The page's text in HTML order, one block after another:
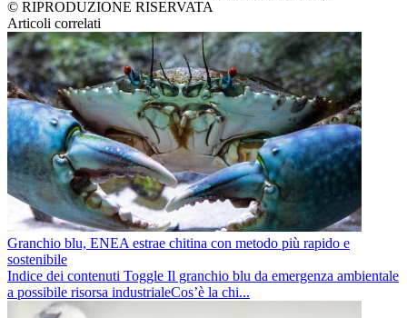
© RIPRODUZIONE RISERVATA
Articoli correlati
Granchio blu, ENEA estrae chitina con metodo più rapido e
sostenibile
Indice dei contenuti Toggle Il granchio blu da emergenza ambientale
a possibile risorsa industrialeCos’è la chi...